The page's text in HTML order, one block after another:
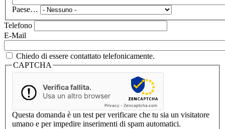
Paese…
Telefono
E-Mail
Chiedo di essere contattato telefonicamente.
CAPTCHA
Verifica fallita.
Usa un altro browser
Privacy - Zencaptcha.com
Questa domanda è un test per verificare che tu sia un visitatore
umano e per impedire inserimenti di spam automatici.